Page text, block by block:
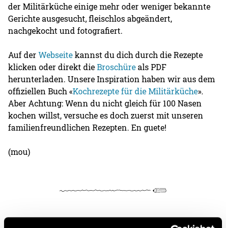
der Militärküche einige mehr oder weniger bekannte
Gerichte ausgesucht, fleischlos abgeändert,
nachgekocht und fotografiert.
Auf derWebseitekannst du dich durch die Rezepte
klicken oder direkt dieBroschüreals PDF
herunterladen. Unsere Inspiration haben wir aus dem
offiziellen Buch «Kochrezepte für die Militärküche».
Aber Achtung: Wenn du nicht gleich für 100 Nasen
kochen willst, versuche es doch zuerst mit unseren
familienfreundlichen Rezepten. En guete!
(mou)